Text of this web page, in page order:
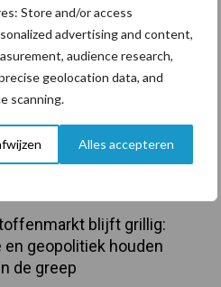
Store and/or access
advertising and content,
audience research,
geolocation data, and
scanning.
Alles accepteren
blijft grillig:
en geopolitiek houden
de greep
meer